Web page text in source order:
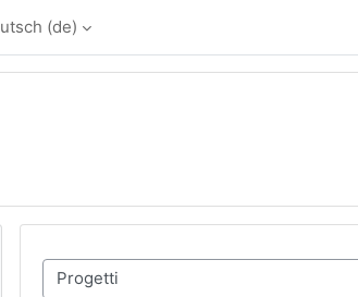
‎(de)‎
Kursbereiche